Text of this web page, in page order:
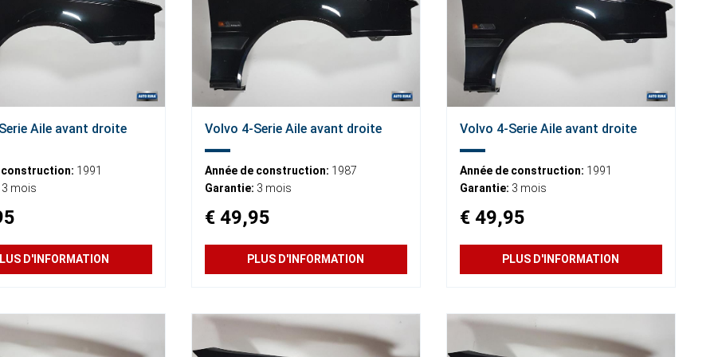
Aile avant droite
construction: 1991
3 mois
D'INFORMATION
Volvo 4-Serie Aile avant droite
Année de construction: 1987
Garantie: 3 mois
€ 49,95
PLUS D'INFORMATION
Volvo 4-Serie Aile avant droite
Année de construction: 1991
Garantie: 3 mois
€ 49,95
PLUS D'INFORMATION